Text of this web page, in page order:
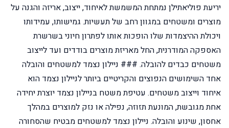
יריעת פוליאתילן נמתחת המשמשת לאיחוד, ייצוב, אריזה והגנה על
מוצרים ומשטחים במגוון רחב של תעשיות. גמישותו, עמידותו
ויכולת ההיצמדות שלו הופכות אותו לפתרון חיוני בשרשרת
האספקה המודרנית, החל מאריזת מוצרים בודדים ועד לייצוב
משטחים כבדים להובלה. ### ניילון נצמד למשטחים והובלה
אחד השימושים הנפוצים והקריטיים ביותר לניילון נצמד הוא
איחוד וייצוב משטחים. עטיפת משטח בניילון נצמד יוצרת יחידה
אחת מגובשת, המונעת תזוזה, נפילה או נזק למוצרים במהלך
אחסון, שינוע והובלה. ניילון נצמד למשטחים מבטיח שהסחורה